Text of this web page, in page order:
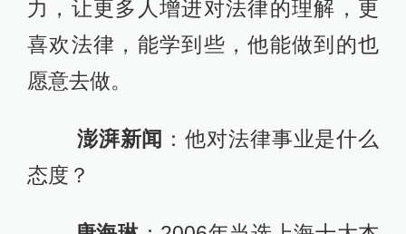
力，让更多人增进对法律的理解，更
喜欢法律，能学到些，他能做到的也
愿意去做。
澎湃新闻 ：他对法律事业是什么
态度？